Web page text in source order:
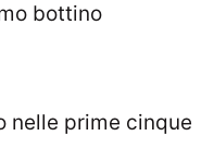
bottino
nelle prime cinque